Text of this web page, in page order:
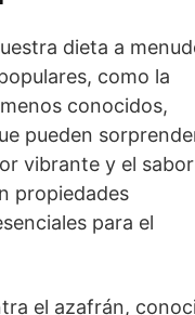
dieta a
como la
conocidos,
pueden
vibrante y el sabor
propiedades
para el
el azafrán,